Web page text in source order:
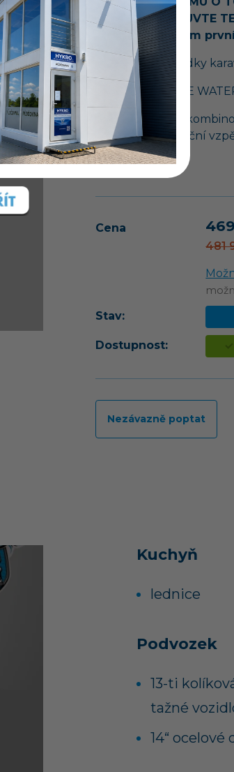
PŘEDEM DOMLUVTE
PRODEJCI. Datum
Nejmenší z nabídky
POLSTER STONE
SMART PAKET:
zesílené stabilizační
Více o vozu
Cena
481
Stav:
Dostupnost:
Nezávazně poptat
Kuchyň
lednice
Podvozek
13-ti
tažné
14“ ocelové